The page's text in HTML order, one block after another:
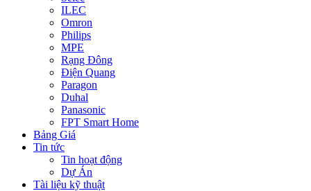
ILEC
Omron
Philips
MPE
Rạng Đông
Điện Quang
Paragon
Duhal
Panasonic
FPT Smart Home
Bảng Giá
Tin tức
Tin hoạt động
Dự Án
Tài liệu kỹ thuật